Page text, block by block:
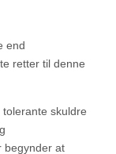
end
retter til denne
skuldre
begynder at